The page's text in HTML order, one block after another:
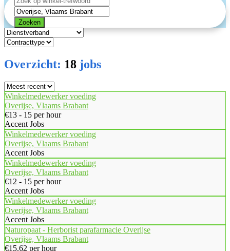
Zoeken
Overzicht: 18 jobs
Winkelmedewerker voeding
Overijse, Vlaams Brabant
€13 - 15 per hour
Accent Jobs
Winkelmedewerker voeding
Overijse, Vlaams Brabant
Accent Jobs
Winkelmedewerker voeding
Overijse, Vlaams Brabant
€12 - 15 per hour
Accent Jobs
Winkelmedewerker voeding
Overijse, Vlaams Brabant
Accent Jobs
Naturopaat - Herborist parafarmacie Overijse
Overijse, Vlaams Brabant
€15.62 per hour